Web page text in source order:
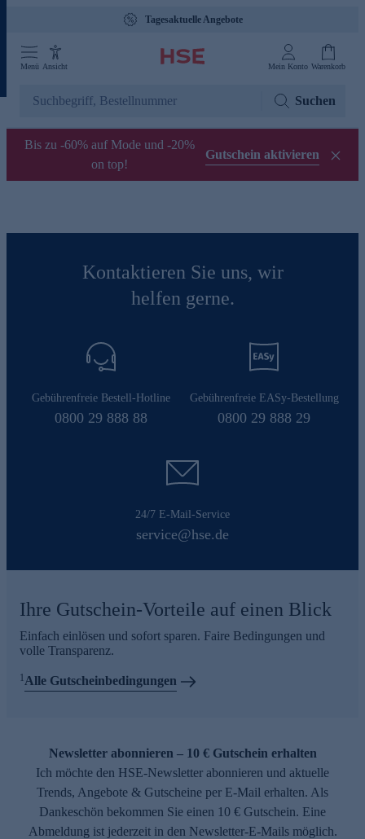
Tagesaktuelle Angebote
Menü Ansicht Mein Konto Warenkorb
Suchen
Bis zu -60% auf Mode und -20%
on top!
Gutschein aktivieren
Kontaktieren Sie uns, wir
helfen gerne.
Gebührenfreie Bestell-Hotline
0800 29 888 88
Gebührenfreie EASy-Bestellung
0800 29 888 29
24/7 E-Mail-Service
service@hse.de
Ihre Gutschein-Vorteile auf einen Blick
Einfach einlösen und sofort sparen. Faire Bedingungen und
volle Transparenz.
1Alle Gutscheinbedingungen
Newsletter abonnieren – 10 € Gutschein erhalten
Ich möchte den HSE-Newsletter abonnieren und aktuelle
Trends, Angebote & Gutscheine per E-Mail erhalten. Als
Dankeschön bekommen Sie einen 10 € Gutschein. Eine
Abmeldung ist jederzeit in den Newsletter-E-Mails möglich.